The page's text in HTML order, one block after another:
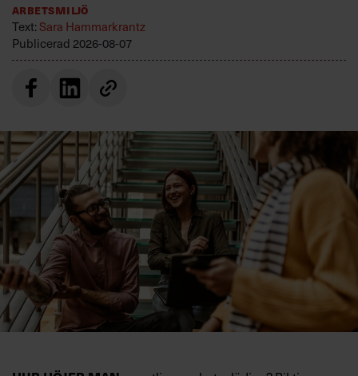
Arbetsmiljö
Text: Sara Hammarkrantz
Publicerad 2026-08-07